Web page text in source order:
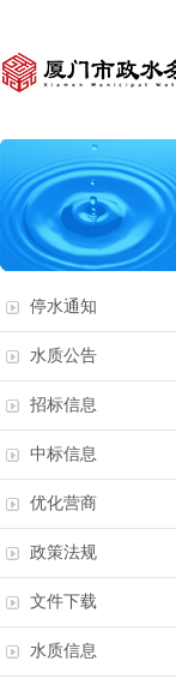
停水通知
水质公告
招标信息
中标信息
优化营商
政策法规
文件下载
水质信息